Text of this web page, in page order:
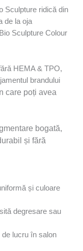
Sculpture ridică din
de la oja
Sculpture Colour
HEMA & TPO,
brandului
care poți avea
bogată,
și fără
și culoare
degresare sau
lucru în salon